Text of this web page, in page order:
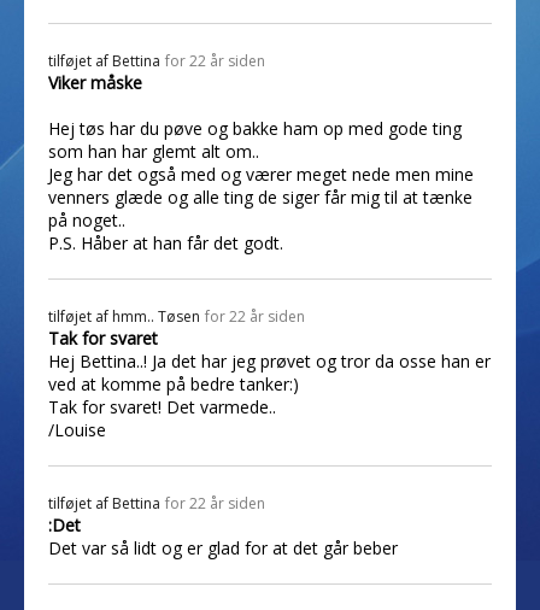
tilføjet af Bettina for 22 år siden
Viker måske
Hej tøs har du pøve og bakke ham op med gode ting
som han har glemt alt om..
Jeg har det også med og værer meget nede men mine
venners glæde og alle ting de siger får mig til at tænke
på noget..
P.S. Håber at han får det godt.
tilføjet af hmm.. Tøsen for 22 år siden
Tak for svaret
Hej Bettina..! Ja det har jeg prøvet og tror da osse han er
ved at komme på bedre tanker:)
Tak for svaret! Det varmede..
/Louise
tilføjet af Bettina for 22 år siden
:Det
Det var så lidt og er glad for at det går beber